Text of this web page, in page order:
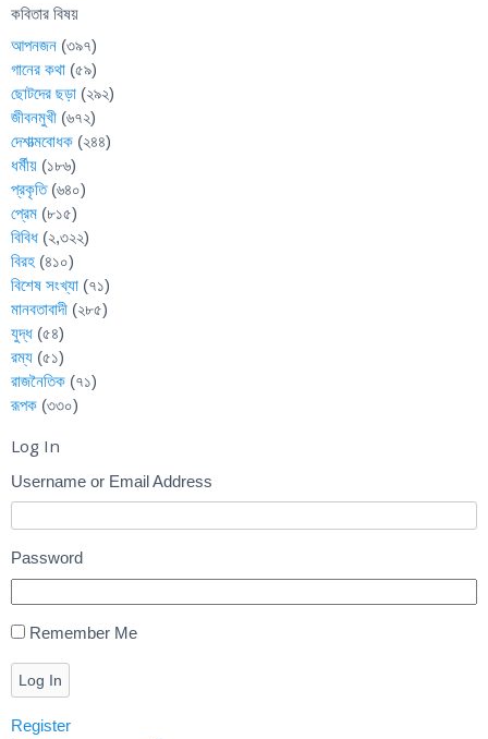
কবিতার বিষয়
আপনজন (৩৯৭)
গানের কথা (৫৯)
ছোটদের ছড়া (২৯২)
জীবনমুখী (৬৭২)
দেশাত্মবোধক (২৪৪)
ধর্মীয় (১৮৬)
প্রকৃতি(৬৪০)
প্রেম (৮১৫)
বিবিধ (২,৩২২)
বিরহ (৪১০)
বিশেষ সংখ্যা (৭১)
মানবতাবাদী (২৮৫)
যুদ্ধ (৫৪)
রম্য (৫১)
রাজনৈতিক (৭১)
রূপক (৩৩০)
Log In
Username or Email Address
Password
Remember Me
Log In
Register